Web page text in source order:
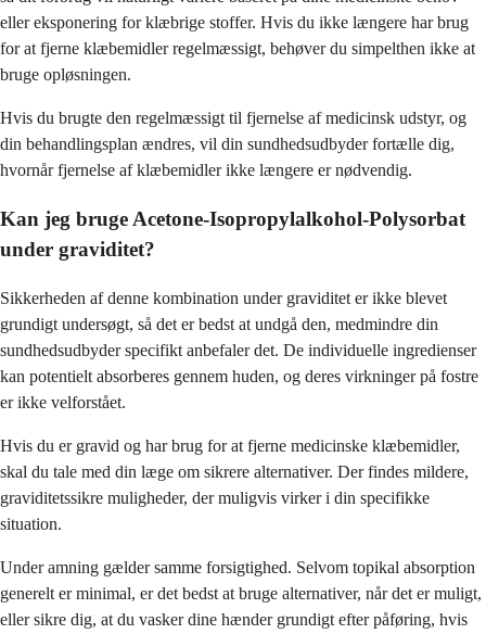
eller eksponering for klæbrige stoffer. Hvis du ikke længere har brug
for at fjerne klæbemidler regelmæssigt, behøver du simpelthen ikke at
bruge opløsningen.
Hvis du brugte den regelmæssigt til fjernelse af medicinsk udstyr, og
din behandlingsplan ændres, vil din sundhedsudbyder fortælle dig,
hvornår fjernelse af klæbemidler ikke længere er nødvendig.
Kan jeg bruge Acetone-Isopropylalkohol-Polysorbat
under graviditet?
Sikkerheden af denne kombination under graviditet er ikke blevet
grundigt undersøgt, så det er bedst at undgå den, medmindre din
sundhedsudbyder specifikt anbefaler det. De individuelle ingredienser
kan potentielt absorberes gennem huden, og deres virkninger på fostre
er ikke velforstået.
Hvis du er gravid og har brug for at fjerne medicinske klæbemidler,
skal du tale med din læge om sikrere alternativer. Der findes mildere,
graviditetssikre muligheder, der muligvis virker i din specifikke
situation.
Under amning gælder samme forsigtighed. Selvom topikal absorption
generelt er minimal, er det bedst at bruge alternativer, når det er muligt,
eller sikre dig, at du vasker dine hænder grundigt efter påføring, hvis